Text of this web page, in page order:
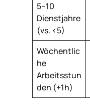
5–10
Dienstjahre
(vs. <5)
Wöchentlic
he
Arbeitsstun
den (+1h)